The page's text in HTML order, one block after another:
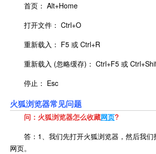
首页： Alt+Home
打开文件： Ctrl+O
重新载入： F5 或 Ctrl+R
重新载入 (忽略缓存)： Ctrl+F5 或
停止： Esc
火狐浏览器常见问题
问：火狐浏览器怎么收藏网页?
答：1、我们先打开火狐浏览器，然后我
网页。